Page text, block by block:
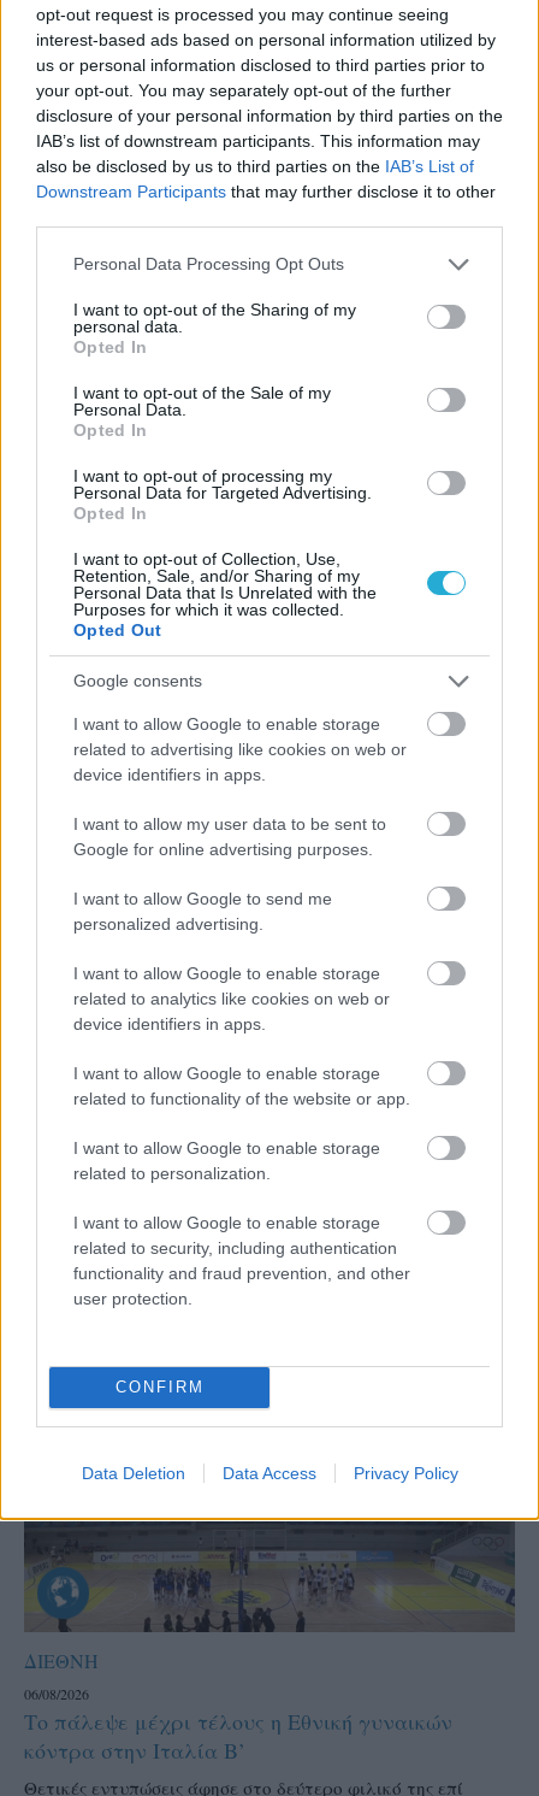
opt-out request is processed you may continue seeing
interest-based ads based on personal information utilized by
us or personal information disclosed to third parties prior to
your opt-out. You may separately opt-out of the further
disclosure of your personal information by third parties on the
IAB’s list of downstream participants. This information may
also be disclosed by us to third parties on the IAB’s List of
Downstream Participants that may further disclose it to other
Please note that this website/app uses one or more Google
not limited to your visit or usage behaviour. You may click to
grant or deny consent to Google and its third-party tags to
use your data for below specified purposes in below Google
consent section.
Personal Data Processing Opt Outs
I want to opt-out of the Sharing of my
personal data.
Opted In
I want to opt-out of the Sale of my
Personal Data.
Opted In
I want to opt-out of processing my
Personal Data for Targeted Advertising.
Opted In
I want to opt-out of Collection, Use,
Retention, Sale, and/or Sharing of my
Personal Data that Is Unrelated with the
Purposes for which it was collected.
Opted Out
Google consents
I want to allow Google to enable storage
related to advertising like cookies on web or
device identifiers in apps.
I want to allow my user data to be sent to
Google for online advertising purposes.
I want to allow Google to send me
personalized advertising.
I want to allow Google to enable storage
related to analytics like cookies on web or
device identifiers in apps.
I want to allow Google to enable storage
related to functionality of the website or app.
I want to allow Google to enable storage
related to personalization.
I want to allow Google to enable storage
related to security, including authentication
functionality and fraud prevention, and other
user protection.
CONFIRM
Data Deletion Data Access Privacy Policy
ΗΛΙΑΣ ΠΑΠΑΪΩΑΝΝΟΥ
08/03/2026
Αναγνώριση και σεβασμός
οι σημαντικότερες νίκες του
Α.Ο. Θήρας
Aκολουθήστε μας
παντού…
ΔΙΕΘΝΗ
06/08/2026
Το πάλεψε μέχρι τέλους η Εθνική γυναικών
κόντρα στην Ιταλία Β’
Θετικές εντυπώσεις άφησε στο δεύτερο φιλικό της επί